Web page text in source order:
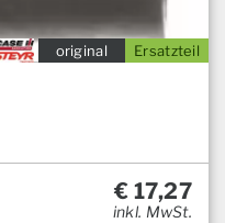
Ersatzteil
original
€ 17,27
inkl. MwSt.